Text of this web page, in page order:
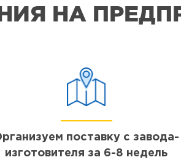
НА
поставку с завода-
изготовителя за 6-8 недель